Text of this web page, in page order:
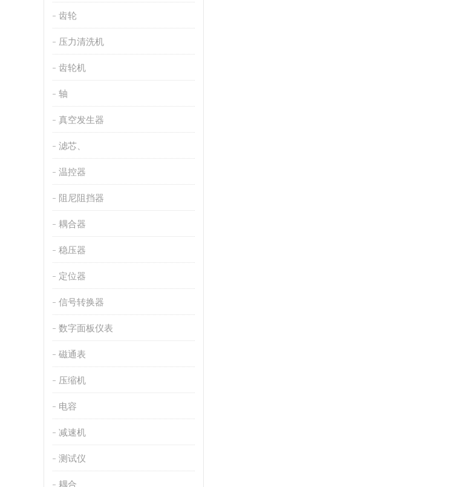
齿轮
压力清洗机
齿轮机
轴
真空发生器
滤芯、
温控器
阻尼阻挡器
耦合器
稳压器
定位器
信号转换器
数字面板仪表
磁通表
压缩机
电容
减速机
测试仪
耦合